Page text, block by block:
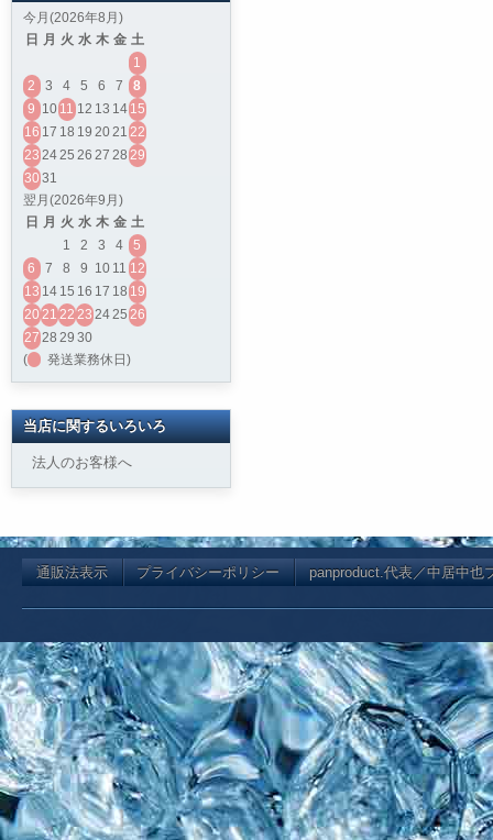
今月(2026年8月)
日
月 火 水 木 金 土
1
2
3 4 5 6 7
8
9 10 11 12 13 14 15
16 17 18 19 2021 22
23 2425 26 27 28 29
30 31
翌月(2026年9月)
日
月 火 水 木 金 土
1
2 3 4
5
6
7 8 9 10 11 12
13 14 15 16 17 18 19
20 21 22 23 2425 26
27 28 29 30
(
発送業務休日)
当店に関するいろいろ
法人のお客様へ
通販法表示 プライバシーポリシー panproduct.代表／中居中也